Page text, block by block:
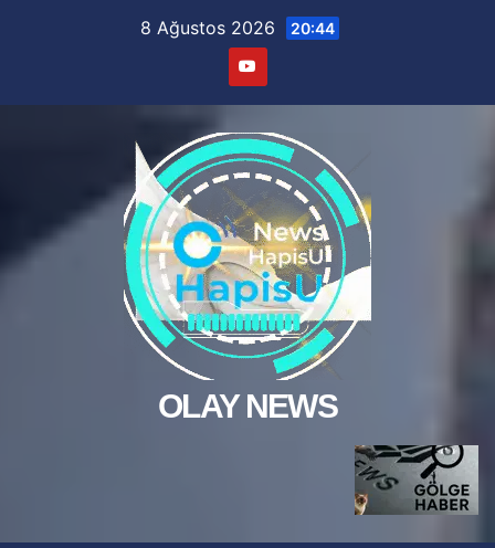
8 Ağustos 2026 20:44
OLAY NEWS